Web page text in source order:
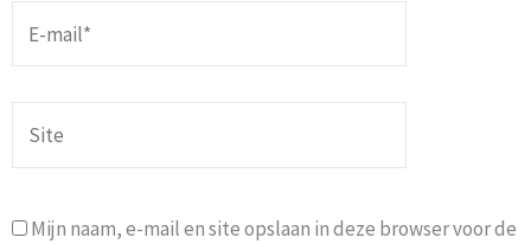
mail*
Mijn naam, e-mail en site opslaan in deze browser voor de